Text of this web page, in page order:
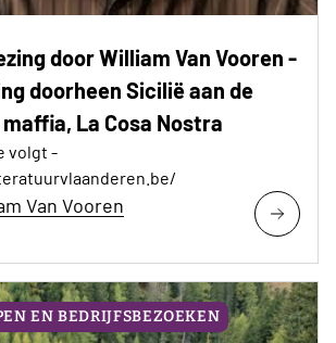
door William Van Vooren -
doorheen Sicilië aan de
maffia, La Cosa Nostra
volgt -
Van Vooren
EN BEDRIJFSBEZOEKEN